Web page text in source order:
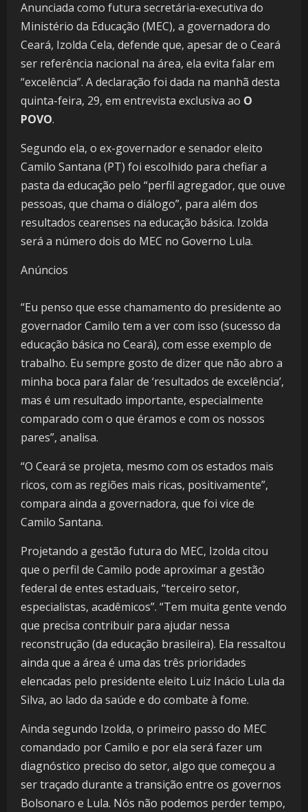
Anunciada como futura secretária-executiva do
Ministério da Educação (MEC), a governadora do
Ceará, Izolda Cela, defende que, apesar de o Ceará
ser referência nacional na área, ela evita falar em
“excelência”. A declaração foi dada na manhã desta
quinta-feira, 29, em entrevista exclusiva ao O
POVO.
Segundo ela, o ex-governador e senador eleito
Camilo Santana (PT) foi escolhido para chefiar a
pasta da educação pelo “perfil agregador, que ouve
pessoas, que chama o diálogo”, para além dos
resultados cearenses na educação básica. Izolda
será a número dois do MEC no Governo Lula.
Anúncios
“Eu penso que esse chamamento do presidente ao
governador Camilo tem a ver com isso (sucesso da
educação básica no Ceará), com esse exemplo de
trabalho. Eu sempre gosto de dizer que não abro a
minha boca para falar de ‘resultados de excelência’,
mas é um resultado importante, especialmente
comparado com o que éramos e com os nossos
pares”, analisa.
“O Ceará se projeta, mesmo com os estados mais
ricos, com as regiões mais ricas, positivamente”,
compara ainda a governadora, que foi vice de
Camilo Santana.
Projetando a gestão futura do MEC, Izolda citou
que o perfil de Camilo pode aproximar a gestão
federal de entes estaduais, “terceiro setor,
especialistas, acadêmicos”. “Tem muita gente vendo
que precisa contribuir para ajudar nessa
reconstrução (da educação brasileira). Ela ressaltou
ainda que a área é uma das três prioridades
elencadas pelo presidente eleito Luiz Inácio Lula da
Silva, ao lado da saúde e do combate à fome.
Ainda segundo Izolda, o primeiro passo do MEC
comandado por Camilo e por ela será fazer um
diagnóstico preciso do setor, algo que começou a
ser traçado durante a transição entre os governos
Bolsonaro e Lula. Nós não podemos perder tempo,